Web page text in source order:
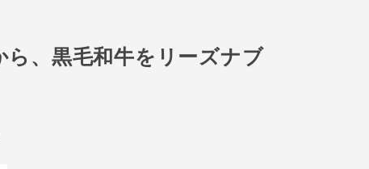
ら、黒毛和牛をリーズナブ